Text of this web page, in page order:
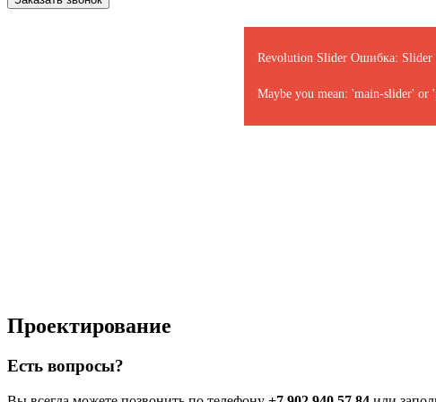
Revolution Slider Ошибка: Slider
Maybe you mean: 'main-slider' or
Проектирование
Есть вопросы?